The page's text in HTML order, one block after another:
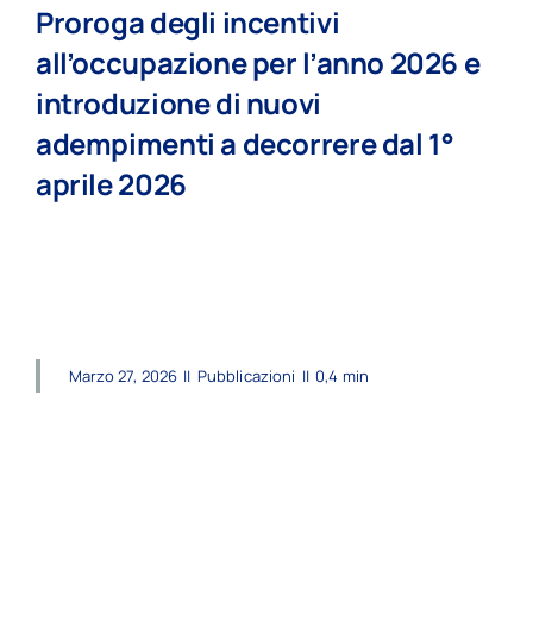
Proroga degli incentivi
all’occupazione per l’anno 2026 e
introduzione di nuovi
adempimenti a decorrere dal 1°
aprile 2026
Marzo 27, 2026 || Pubblicazioni || 0,4 min